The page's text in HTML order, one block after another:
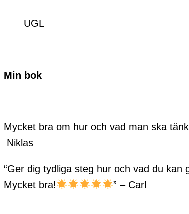
UGL
Min bok
Mycket bra om hur och vad man ska
Niklas
“Ger dig tydliga steg hur och vad du
Mycket bra!
” – Carl